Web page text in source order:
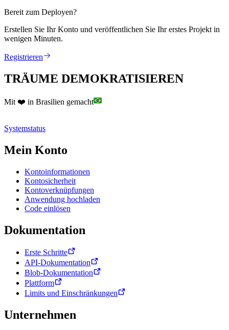
Bereit zum Deployen?
Erstellen Sie Ihr Konto und veröffentlichen Sie Ihr erstes Projekt in
wenigen Minuten.
Registrieren
TRÄUME DEMOKRATISIEREN
Mit ❤️ in Brasilien gemacht
Systemstatus
Mein Konto
Kontoinformationen
Kontosicherheit
Kontoverknüpfungen
Anwendung hochladen
Code einlösen
Dokumentation
Erste Schritte
API-Dokumentation
Blob-Dokumentation
Plattform
Limits und Einschränkungen
Unternehmen